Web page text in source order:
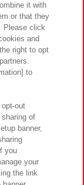
ポリシー
方針と検証結果
・お問い合わせ
it with
or that they
Please click
and
right to opt
to
out
of
banner,
you
your
the link